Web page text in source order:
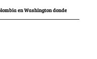
en Washington donde